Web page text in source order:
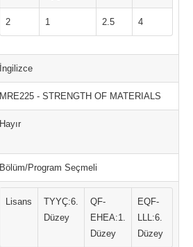
2 1 2.5 4
İngilizce
MRE225 - STRENGTH OF MATERIALS
Hayır
Bölüm/Program Seçmeli
Lisans
TYYÇ:6.
Düzey
QF-
EHEA:1.
Düzey
EQF-
LLL:6.
Düzey